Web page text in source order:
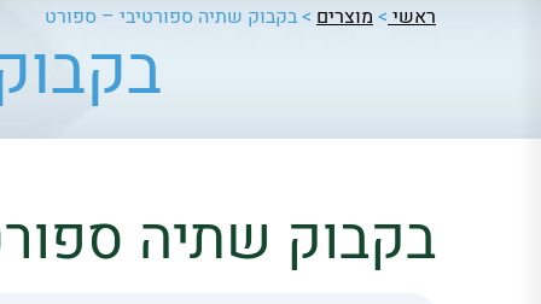
ראשי > מוצרים >בקבוק שתיה ספורטיבי – ספורט
בקבוק שתיה